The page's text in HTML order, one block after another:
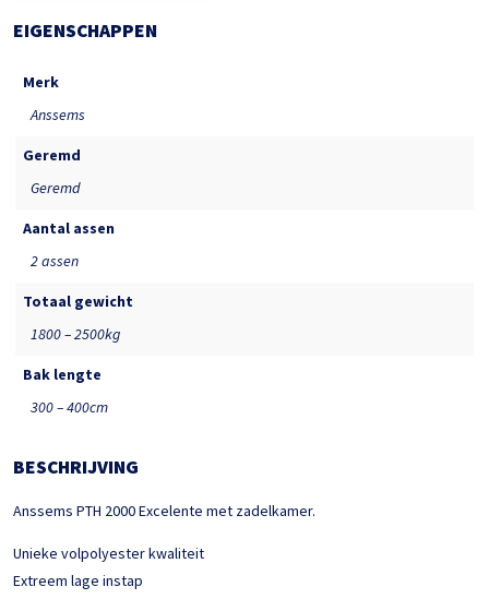
EIGENSCHAPPEN
Merk
Anssems
Geremd
Geremd
Aantal assen
2 assen
Totaal gewicht
1800 – 2500kg
Bak lengte
300 – 400cm
BESCHRIJVING
Anssems PTH 2000 Excelente met zadelkamer.
Unieke volpolyester kwaliteit
Extreem lage instap